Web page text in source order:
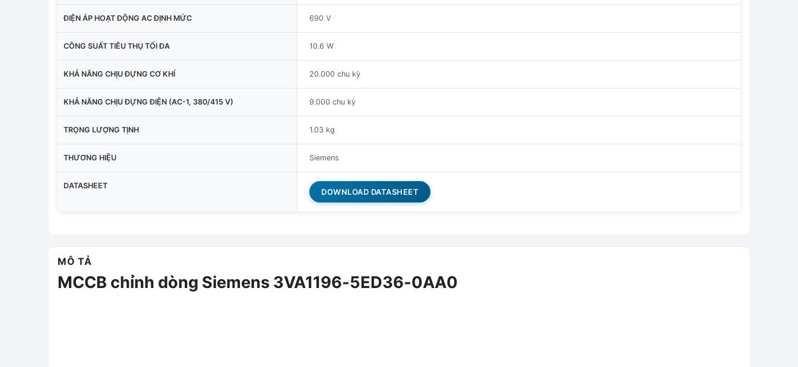
ĐIỆN ÁP HOẠT ĐỘNG AC ĐỊNH MỨC 690 V
CÔNG SUẤT TIÊU THỤ TỐI ĐA 10.6 W
KHẢ NĂNG CHỊU ĐỰNG CƠ KHÍ 20.000 chu kỳ
KHẢ NĂNG CHỊU ĐỰNG ĐIỆN (AC-1, 380/415 V) 9.000 chu kỳ
TRỌNG LƯỢNG TỊNH 1.03 kg
THƯƠNG HIỆU Siemens
DATASHEET
DOWNLOAD DATASHEET
MÔ TẢ
MCCB chỉnh dòng Siemens 3VA1196-5ED36-0AA0